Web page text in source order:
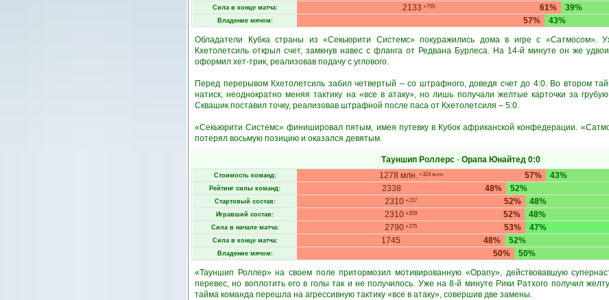
Сила в конце матча: 61%
2133 +755 39%
Владение мячом: 57%
43%
Обладатели Кубка страны из «Секьюрити Системс» покуражились дома в игре с «Сатмосом».
Кхетолетсиль открыл счет, замкнув навес с фланга от Редвана Бурлеса. На 14-й минуте он же
оформил хет-трик, реализовав подачу с углового.
Перед перерывом Кхетолетсиль забил четвертый – со штрафного, доведя счет до 4:0. Во втором
натиск, неоднократно меняя тактику на «все в атаку», но лишь получали желтые карточки за
Сквашик поставил точку, реализовав штрафной после паса от Кхетолетсиля – 5:0.
«Секьюрити Системс» финишировал пятым, имея путевку в Кубок африканской конфедерации.
потерял восьмую позицию и оказался девятым.
Тауншип Роллерс - Орапа Юнайтед 0:0
Стоимость команд: 57%
1278 млн. +324 млн. 43%
Рейтинг силы команд: 48%
2338 52%
Стартовый состав: 52%
2310 +217 48%
Игравший состав: 52%
2310+209 48%
Сила в начале матча: 53%
2790 +275 47%
Сила в конце матча: 48%
1745 52%
Владение мячом: 50%
50%
«Тауншип Роллер» на своем поле притормозил мотивированную «Орапу», действовавшую
перевес, но воплотить его в голы так и не получилось. Уже на 8-й минуте Рики Ратхого получил
тайма команда перешла на агрессивную тактику «все в атаку», совершив две замены.